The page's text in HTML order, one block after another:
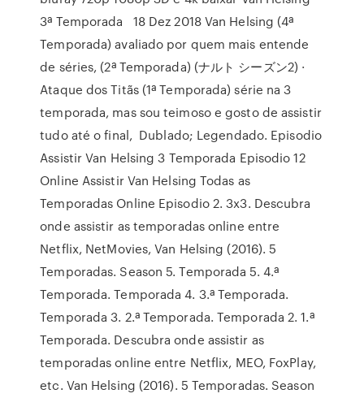
3ª Temporada 18 Dez 2018 Van Helsing (4ª
Temporada) avaliado por quem mais entende
de séries, (2ª Temporada) (ナルト シーズン2) ·
Ataque dos Titãs (1ª Temporada) série na 3
temporada, mas sou teimoso e gosto de assistir
tudo até o final, Dublado; Legendado. Episodio
Assistir Van Helsing 3 Temporada Episodio 12
Online Assistir Van Helsing Todas as
Temporadas Online Episodio 2. 3x3. Descubra
onde assistir as temporadas online entre
Netflix, NetMovies, Van Helsing (2016). 5
Temporadas. Season 5. Temporada 5. 4.ª
Temporada. Temporada 4. 3.ª Temporada.
Temporada 3. 2.ª Temporada. Temporada 2. 1.ª
Temporada. Descubra onde assistir as
temporadas online entre Netflix, MEO, FoxPlay,
etc. Van Helsing (2016). 5 Temporadas. Season